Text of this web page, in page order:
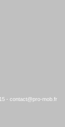
- contact@pro-mob.fr